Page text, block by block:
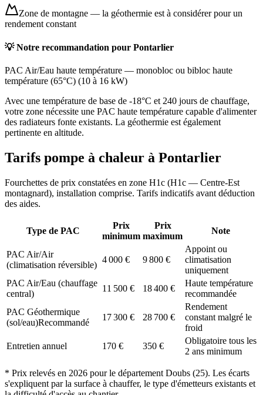
Zone de montagne — la géothermie est à considérer pour un
rendement constant
💡 Notre recommandation pour Pontarlier
PAC Air/Eau haute température — monobloc ou bibloc haute
température (65°C) (10 à 16 kW)
Avec une température de base de -18°C et 240 jours de chauffage,
votre zone nécessite une PAC haute température capable d'alimenter
des radiateurs fonte existants. La géothermie est également
pertinente en altitude.
Tarifs pompe à chaleur à Pontarlier
Fourchettes de prix constatées en zone H1c (H1c — Centre-Est
montagnard), installation comprise. Tarifs indicatifs avant déduction
des aides.
Type de PAC
Prix
minimum
Prix
maximum
Note
PAC Air/Air
(climatisation réversible)
4 000 € 9 800 €
Appoint ou
climatisation
uniquement
PAC Air/Eau (chauffage
central)
11 500 € 18 400 €
Haute température
recommandée
PAC Géothermique
(sol/eau)Recommandé
17 300 € 28 700 €
Rendement
constant malgré le
froid
Entretien annuel
170 € 350 €
Obligatoire tous les
2 ans minimum
* Prix relevés en 2026 pour le département Doubs (25). Les écarts
s'expliquent par la surface à chauffer, le type d'émetteurs existants et